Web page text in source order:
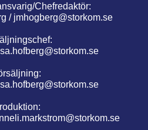
Chefredaktör:
/ jmhogberg@storkom.se